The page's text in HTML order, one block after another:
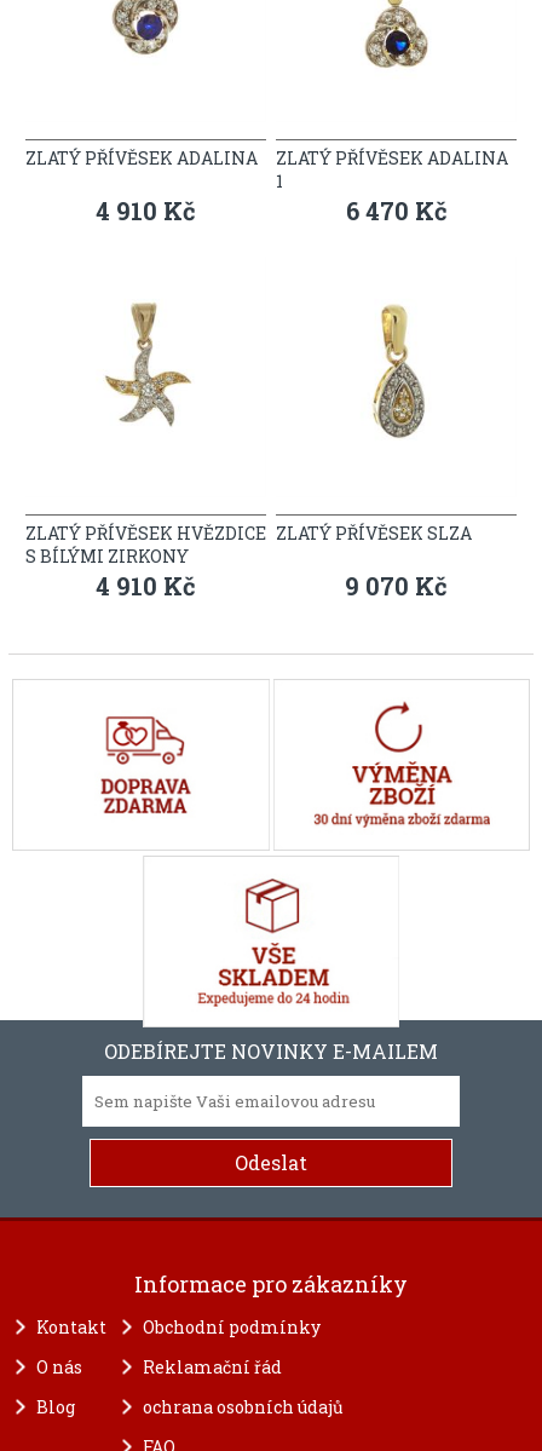
ZLATÝ PŘÍVĚSEK ADALINA
4 910 Kč
ZLATÝ PŘÍVĚSEK ADALINA
1
6 470 Kč
ZLATÝ PŘÍVĚSEK HVĚZDICE
S BÍLÝMI ZIRKONY
4 910 Kč
ZLATÝ PŘÍVĚSEK SLZA
9 070 Kč
ODEBÍREJTE NOVINKY E-MAILEM
Informace pro zákazníky
Kontakt
O nás
Blog
Obchodní podmínky
Reklamační řád
ochrana osobních údajů
FAQ